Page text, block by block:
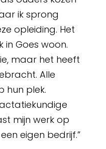
ik sprong
opleiding. Het
in Goes woon.
maar het heeft
Alle
hun plek.
mijn werk op
eigen bedrijf.”